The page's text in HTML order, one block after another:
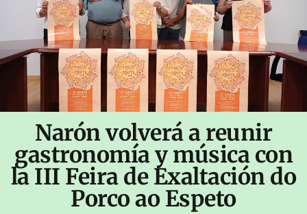
Narón volverá a reunir
gastronomía y música con
la III Feira de Exaltación do
Porco ao Espeto